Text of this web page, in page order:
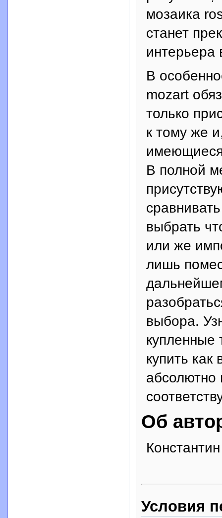
мозаика
станет
В
mozart
только
к тому же
имеющиеся
В полной
выбрать
или же
лишь
выбора.
купленные
купить
абсолютно
Об
Условия